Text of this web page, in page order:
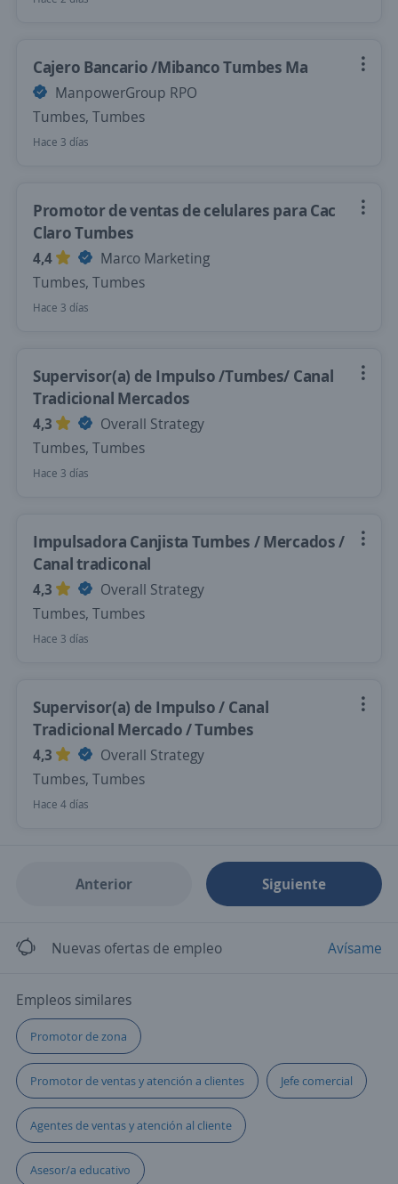
Cajero Bancario /Mibanco Tumbes Ma
ManpowerGroup RPO
Tumbes, Tumbes
Hace 3 días
Promotor de ventas de celulares para Cac
Claro Tumbes
4,4
Marco Marketing
Tumbes, Tumbes
Hace 3 días
Supervisor(a) de Impulso /Tumbes/ Canal
Tradicional Mercados
4,3
Overall Strategy
Tumbes, Tumbes
Hace 3 días
Impulsadora Canjista Tumbes / Mercados /
Canal tradiconal
4,3
Overall Strategy
Tumbes, Tumbes
Hace 3 días
Supervisor(a) de Impulso / Canal
Tradicional Mercado / Tumbes
4,3
Overall Strategy
Tumbes, Tumbes
Hace 4 días
Anterior Siguiente
Nuevas ofertas de empleo Avísame
Empleos similares
Promotor de zona
Promotor de ventas y atención a clientes Jefe comercial
Agentes de ventas y atención al cliente
Asesor/a educativo